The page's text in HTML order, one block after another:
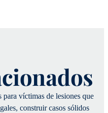
víctimas de lesiones que
construir casos sólidos